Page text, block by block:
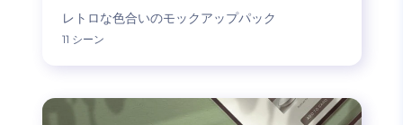
レトロな色合いのモックアップパック
11 シーン